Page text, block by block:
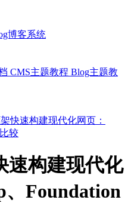
博客系统
CMS主题教程 Blog主题教
快速构建现代化网页：
较
速构建现代化
、Foundation